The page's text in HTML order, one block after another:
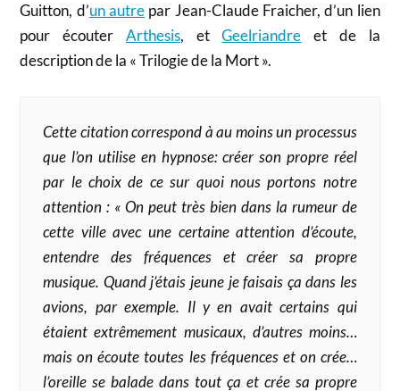
Guitton, d’un autre par Jean-Claude Fraicher, d’un lien
pour écouter Arthesis, etGeelriandre et de la
description de la « Trilogie de la Mort ».
Cette citation correspond à au moins un processus
que l’on utilise en hypnose: créer son propre réel
par le choix de ce sur quoi nous portons notre
attention : « On peut très bien dans la rumeur de
cette ville avec une certaine attention d’écoute,
entendre des fréquences et créer sa propre
musique. Quand j’étais jeune je faisais ça dans les
avions, par exemple. Il y en avait certains qui
étaient extrêmement musicaux, d’autres moins…
mais on écoute toutes les fréquences et on crée…
l’oreille se balade dans tout ça et crée sa propre